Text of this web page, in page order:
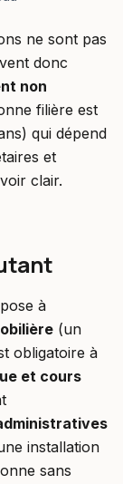
ne sont pas
donc
non
filière est
qui dépend
et
clair.
à
(un
obligatoire à
et cours
installation
sans